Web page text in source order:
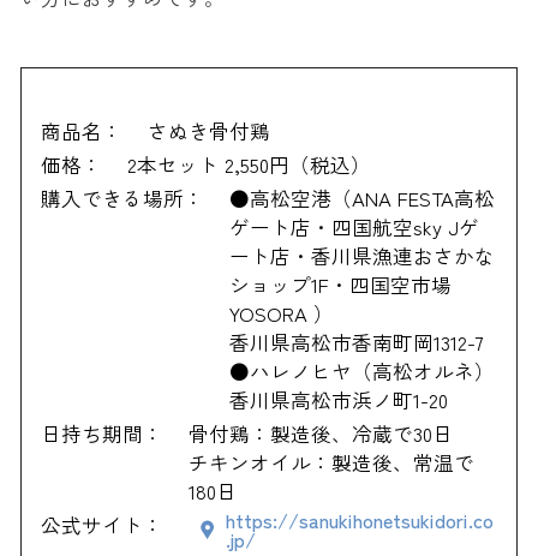
商品名：
さぬき骨付鶏
価格：
2本セット 2,550円（税込）
購入できる場所：
●高松空港（ANA FESTA高松
ゲート店・四国航空sky Jゲ
ート店・香川県漁連おさかな
ショップ1F・四国空市場
YOSORA ）
香川県高松市香南町岡1312-7
●ハレノヒヤ（高松オルネ）
香川県高松市浜ノ町1-20
日持ち期間：
骨付鶏：製造後、冷蔵で30日
チキンオイル：製造後、常温で
180日
公式サイト：
https://sanukihonetsukidori.co
.jp/